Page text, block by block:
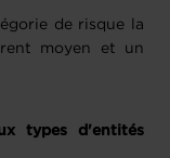
de risque la
moyen et un
types d'entités